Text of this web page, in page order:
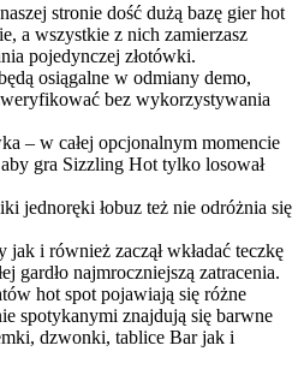
stronie dość dużą bazę gier hot
a wszystkie z nich zamierzasz
pojedynczej złotówki.
osiągalne w odmiany demo,
bez wykorzystywania
– w całej opcjonalnym momencie
gra Sizzling Hot tylko losował
jednoręki łobuz też nie odróżnia się
i również zaczął wkładać teczkę
gardło najmroczniejszą zatracenia.
hot spot pojawiają się różne
spotykanymi znajdują się barwne
dzwonki, tablice Bar jak i